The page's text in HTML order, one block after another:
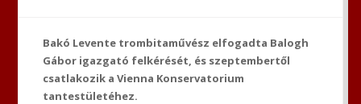
Bakó Levente trombitaművész elfogadta Balogh
Gábor igazgató felkérését, és szeptembertől
csatlakozik a Vienna Konservatorium
tantestületéhez.